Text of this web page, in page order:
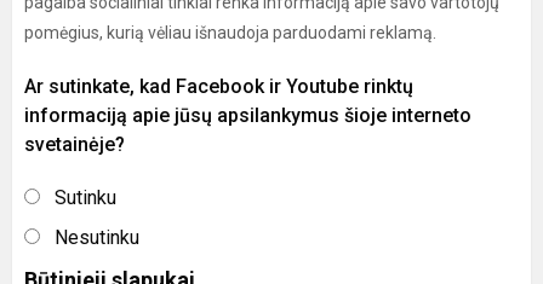
pomėgius, kurią vėliau išnaudoja parduodami reklamą.
Ar sutinkate, kad Facebook ir Youtube rinktų
informaciją apie jūsų apsilankymus šioje interneto
svetainėje?
Sutinku
Nesutinku